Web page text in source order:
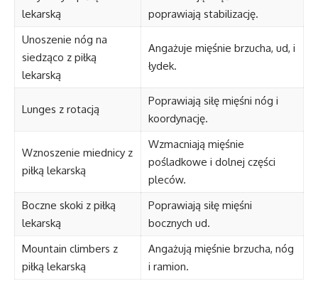
lekarską
poprawiają stabilizację.
Unoszenie nóg na
siedząco z piłką
lekarską
Angażuje mięśnie brzucha, ud, i
łydek.
Lunges z rotacją
Poprawiają siłę mięśni nóg i
koordynację.
Wznoszenie miednicy z
piłką lekarską
Wzmacniają mięśnie
pośladkowe i dolnej części
pleców.
Boczne skoki z piłką
lekarską
Poprawiają siłę mięśni
bocznych ud.
Mountain climbers z
piłką lekarską
Angażują mięśnie brzucha, nóg
i ramion.